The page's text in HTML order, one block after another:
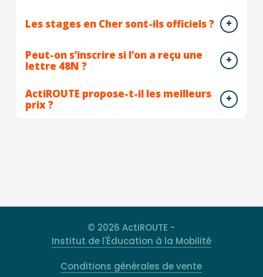
Les stages en Cher sont-ils officiels ?
Peut-on s’inscrire si l’on a reçu une
lettre 48N ?
ActiROUTE propose-t-il les meilleurs
prix ?
© 2026 ActiROUTE -
Institut de l'Éducation à la Mobilité
Conditions générales de vente